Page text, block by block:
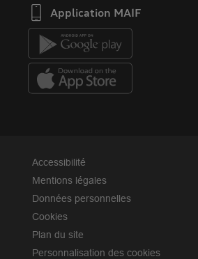
Application MAIF
Accessibilité
Mentions légales
Données personnelles
Cookies
Plan du site
Personnalisation des cookies